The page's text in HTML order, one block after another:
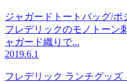
ジャガードトートバッグ/ポ
フレデリックのモノトーン
ャガード織りで...
2019.6.1
フレデリック ランチグッ